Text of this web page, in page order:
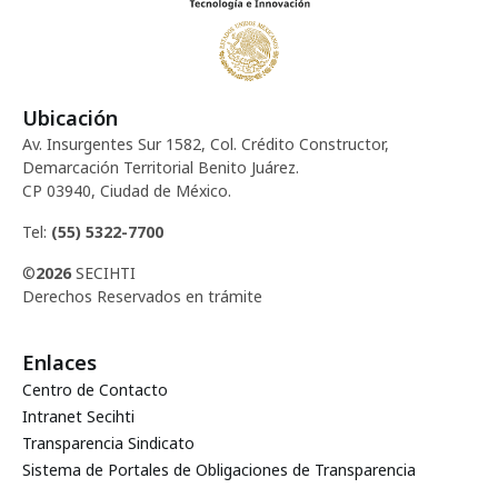
s
Ubicación
Av. Insurgentes Sur 1582, Col. Crédito Constructor,
Demarcación Territorial Benito Juárez.
CP 03940, Ciudad de México.
Tel: (55) 5322-7700
©2026 SECIHTI
Derechos Reservados en trámite
Enlaces
Centro de Contacto
Intranet Secihti
Transparencia Sindicato
Sistema de Portales de Obligaciones de Transparencia